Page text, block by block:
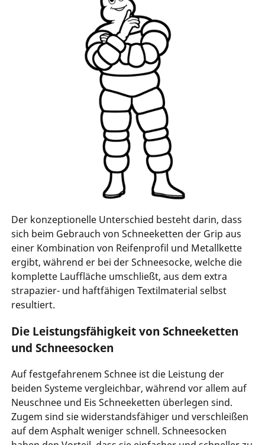
Der konzeptionelle Unterschied besteht darin, dass
sich beim Gebrauch von Schneeketten der Grip aus
einer Kombination von Reifenprofil und Metallkette
ergibt, während er bei der Schneesocke, welche die
komplette Lauffläche umschließt, aus dem extra
strapazier- und haftfähigen Textilmaterial selbst
resultiert.
Die Leistungsfähigkeit von Schneeketten
und Schneesocken
Auf festgefahrenem Schnee ist die Leistung der
beiden Systeme vergleichbar, während vor allem auf
Neuschnee und Eis Schneeketten überlegen sind.
Zugem sind sie widerstandsfähiger und verschleißen
auf dem Asphalt weniger schnell. Schneesocken